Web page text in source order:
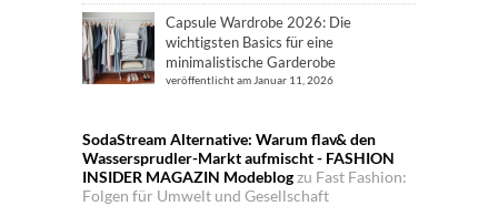
Capsule Wardrobe 2026: Die
wichtigsten Basics für eine
minimalistische Garderobe
veröffentlicht am Januar 11, 2026
SodaStream Alternative: Warum flav& den
Wassersprudler-Markt aufmischt - FASHION
INSIDER MAGAZIN Modeblogzu Fast Fashion:
Folgen für Umwelt und Gesellschaft